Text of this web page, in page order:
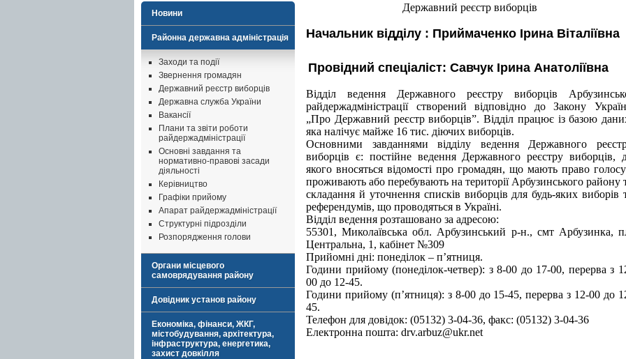
Новини
Районна державна адміністрація
Заходи та події
Звернення громадян
Державний реєстр виборців
Державна служба України
Вакансії
Плани та звіти роботи
райдержадміністрації
Основні завдання та
нормативно-правові засади
діяльності
Керівництво
Графіки прийому
Апарат райдержадміністрації
Структурні підрозділи
Розпорядження голови
Органи місцевого
самоврядування району
Довідник установ району
Економіка, фінанси, ЖКГ,
містобудування, архітектура,
інфраструктура, енергетика,
захист довкілля
Державний реєстр виборців
Начальник відділу : Приймаченко Ірина Віталіївна
Провідний спеціаліст: Савчук Ірина Анатоліївна
Відділ ведення Державного реєстру виборців
райдержадміністрації створений відповідно до Закону
„Про Державний реєстр виборців”. Відділ працює із базою
яка налічує майже 16 тис. діючих виборців.
Основними завданнями відділу ведення Державного
виборців є: постійне ведення Державного реєстру виборців,
якого вносяться відомості про громадян, що мають право голосу
проживають або перебувають на території Арбузинського району
складання й уточнення списків виборців для будь-яких виборів
референдумів, що проводяться в Україні.
Відділ ведення розташовано за адресою:
55301 ,Миколаївська обл. Арбузинський р-н., смт Арбузинка,
Центральна, 1, кабінет №309
Прийомні дні: понеділок – п’ятниця.
Години прийому (понеділок-четвер): з 8-00 до 17-00, перерва з
00 до 12-45.
Години прийому (п’ятниця): з 8-00 до 15-45, перерва з 12-00 до
45.
Телефон для довідок: (05132) 3-04-36, факс: (05132) 3-04-36
Електронна пошта: drv.arbuz@ukr.net